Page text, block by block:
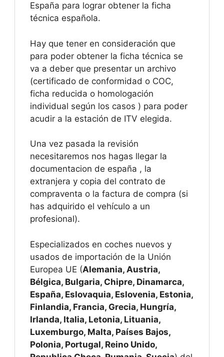
España para lograr obtener la ficha
técnica española.
Hay que tener en consideración que
para poder obtener la ficha técnica se
va a deber que presentar un archivo
(certificado de conformidad o COC,
ficha reducida o homologación
individual según los casos ) para poder
acudir a la estación de ITV elegida.
Una vez pasada la revisión
necesitaremos nos hagas llegar la
documentacion de españa , la
extranjera y copia del contrato de
compraventa o la factura de compra (si
has adquirido el vehículo a un
profesional).
Especializados en coches nuevos y
usados de importación de la Unión
Europea UE (Alemania, Austria,
Bélgica, Bulgaria, Chipre, Dinamarca,
España, Eslovaquia, Eslovenia, Estonia,
Finlandia, Francia, Grecia, Hungría,
Irlanda, Italia, Letonia, Lituania,
Luxemburgo, Malta, Países Bajos,
Polonia, Portugal, Reino Unido,